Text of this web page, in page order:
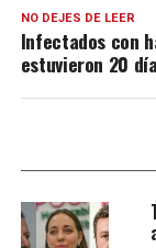
NO DEJES DE LEER
Infectados con
estuvieron 20